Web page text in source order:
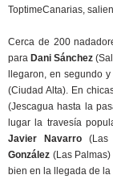
ToptimeCanarias,
Cerca de 200
paraDani Sánchez
llegaron, en segundo y
(Ciudad Alta). En
(Jescagua hasta la
lugar la travesía
Javier Navarro(Las
González (Las
bien en la llegada de